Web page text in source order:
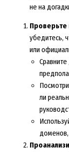
не на
Проверьте
убедитесь,
или
ли
доменов,